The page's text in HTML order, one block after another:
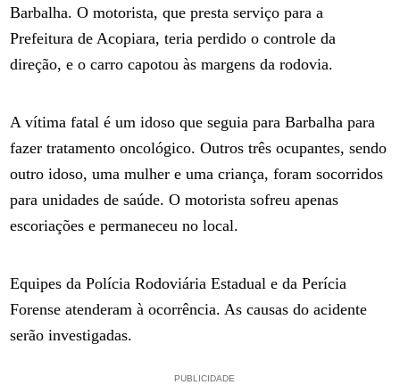
Barbalha. O motorista, que presta serviço para a
Prefeitura de Acopiara, teria perdido o controle da
direção, e o carro capotou às margens da rodovia.
A vítima fatal é um idoso que seguia para Barbalha para
fazer tratamento oncológico. Outros três ocupantes, sendo
outro idoso, uma mulher e uma criança, foram socorridos
para unidades de saúde. O motorista sofreu apenas
escoriações e permaneceu no local.
Equipes da Polícia Rodoviária Estadual e da Perícia
Forense atenderam à ocorrência. As causas do acidente
serão investigadas.
PUBLICIDADE